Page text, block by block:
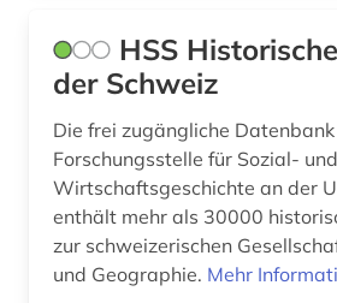
rechtssprechung (1)
religion (4)
skandinavien (1)
soziale gerechtigkeit (1)
soziale situation (1)
Suedostasien (1)
Tschechische Republik (1)
Ukraine (1)
HSS
der Schweiz
Die frei zugängliche
Forschungsstelle für Sozial- und
Wirtschaftsgeschichte an der
enthält mehr als 30000
zur schweizerischen
und Geographie. Mehr